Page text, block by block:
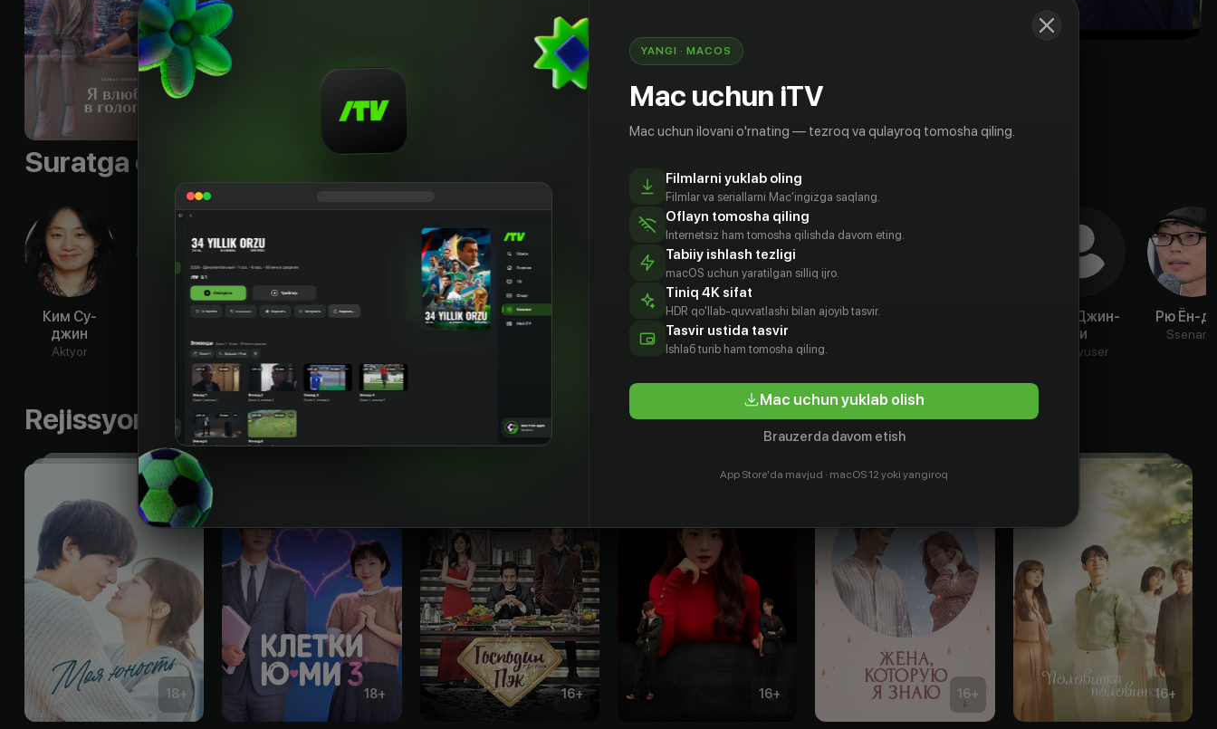
Suratga olish guruhi
Ким Су-
джин
Aktyor
Юн Хён-мин Ко Сон-хи Ким Ён-мин Чхве Ё-джин
Сон Джон-
хак
Хван Чхан-
сон
Aktyor
Чон Ён-ги
Чхве Джин-
хи
Prodyuser
Рю Ён-
Rejissyorning boshqa ishlari
18+ 18+ 16+ 16+ 16+ 16+
YANGI · MACOS
Mac uchun iTV
Mac uchun ilovani o'rnating — tezroq va qulayroq tomosha qiling.
Filmlarni yuklab oling
Filmlar va seriallarni Mac'ingizga saqlang.
Oflayn tomosha qiling
Internetsiz ham tomosha qilishda davom eting.
Tabiiy ishlash tezligi
macOS uchun yaratilgan silliq ijro.
Tiniq 4K sifat
HDR qo'llab-quvvatlashi bilan ajoyib tasvir.
Tasvir ustida tasvir
Ishlаб turib ham tomosha qiling.
Mac uchun yuklab olish
Brauzerda davom etish
App Store'da mavjud · macOS 12 yoki yangiroq